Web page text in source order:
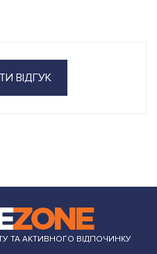
ВІДГУК
ТА АКТИВНОГО ВІДПОЧИНКУ